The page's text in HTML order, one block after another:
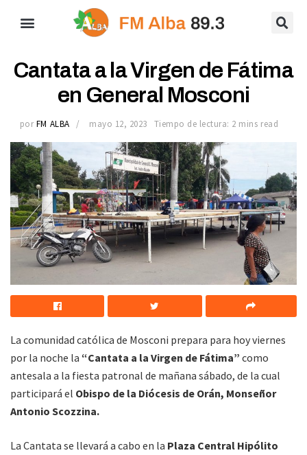
Cantata a la Virgen de Fátima
en General Mosconi
por FM ALBA mayo 12, 2023 Tiempo de lectura: 2 mins read
La comunidad católica de Mosconi prepara para hoy viernes
por la noche la “Cantata a la Virgen de Fátima” como
antesala a la fiesta patronal de mañana sábado, de la cual
participará el Obispo de la Diócesis de Orán, Monseñor
Antonio Scozzina.
La Cantata se llevará a cabo en la Plaza Central Hipólito